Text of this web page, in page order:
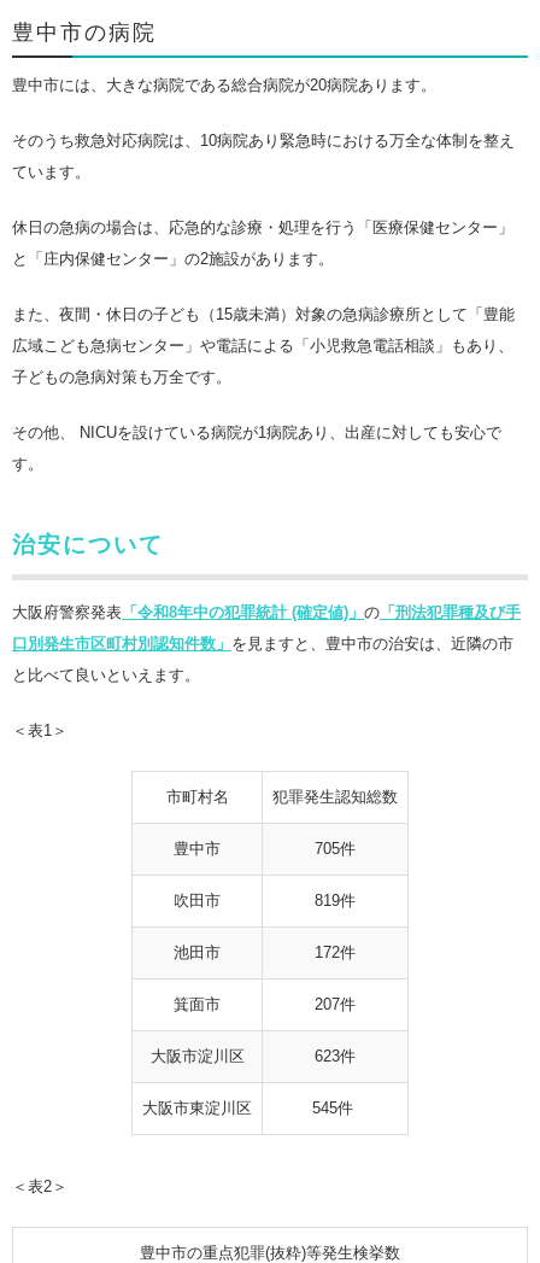
豊中市の病院
豊中市には、大きな病院である総合病院が20病院あります。
そのうち救急対応病院は、10病院あり緊急時における万全な体制を整え
ています。
休日の急病の場合は、応急的な診療・処理を行う「医療保健センター」
と「庄内保健センター」の2施設があります。
また、夜間・休日の子ども（15歳未満）対象の急病診療所として「豊能
広域こども急病センター」や電話による「小児救急電話相談」もあり、
子どもの急病対策も万全です。
その他、 NICUを設けている病院が1病院あり、出産に対しても安心で
す。
治安について
大阪府警察発表 「令和8年中の犯罪統計 (確定値)」 の 「刑法犯罪種及び手
口別発生市区町村別認知件数」 を見ますと、豊中市の治安は、近隣の市
と比べて良いといえます。
＜表1＞
市町村名 犯罪発生認知総数
豊中市 705件
吹田市 819件
池田市 172件
箕面市 207件
大阪市淀川区 623件
大阪市東淀川区 545件
＜表2＞
豊中市の重点犯罪(抜粋)等発生検挙数